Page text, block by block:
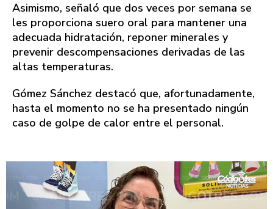
Asimismo, señaló que dos veces por semana se
les proporciona suero oral para mantener una
adecuada hidratación, reponer minerales y
prevenir descompensaciones derivadas de las
altas temperaturas.
Gómez Sánchez destacó que, afortunadamente,
hasta el momento no se ha presentado ningún
caso de golpe de calor entre el personal.